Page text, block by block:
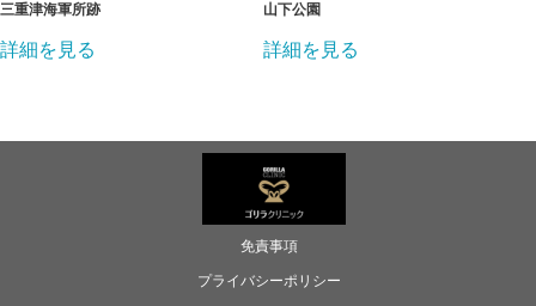
三重津海軍所跡
詳細を見る
山下公園
詳細を見る
免責事項
プライバシーポリシー